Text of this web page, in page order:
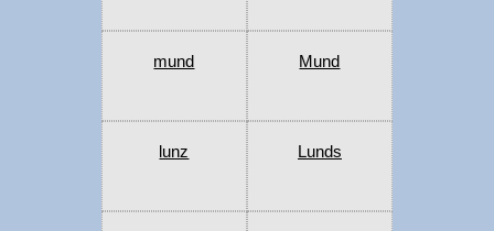
mund Mund
lunz Lunds